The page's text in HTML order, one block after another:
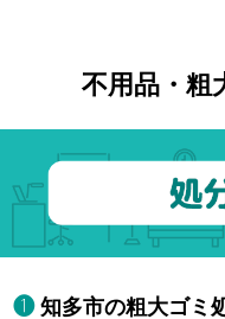
不用品・粗
知多市の粗大ゴミ